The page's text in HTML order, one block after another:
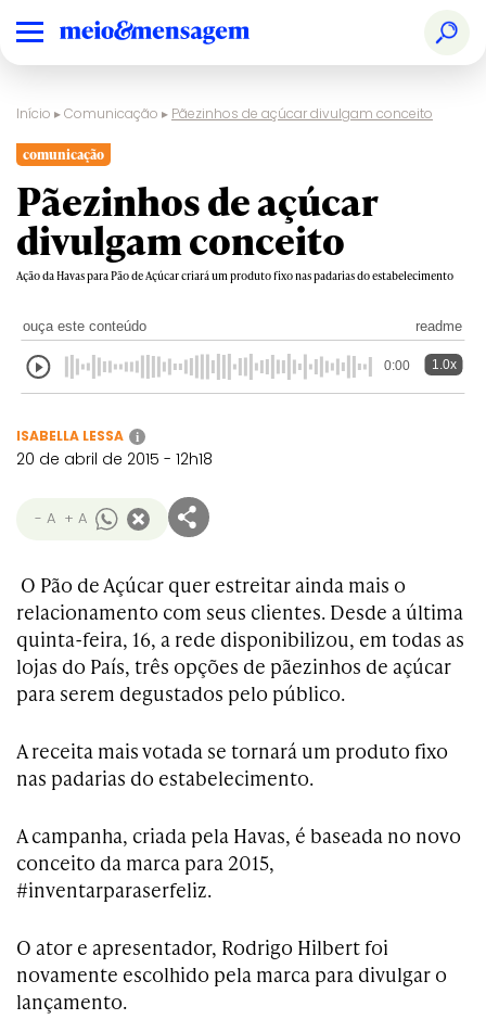
Início ▸Comunicação ▸ Pãezinhos de açúcar divulgam conceito
comunicação
Pãezinhos de açúcar
divulgam conceito
Ação da Havas para Pão de Açúcar criará um produto fixo nas padarias do estabelecimento
ouça este conteúdo readme
0:00 1.0x
ISABELLA LESSA i
20 de abril de 2015 - 12h18
- A + A
O Pão de Açúcar quer estreitar ainda mais o
relacionamento com seus clientes. Desde a última
quinta-feira, 16, a rede disponibilizou, em todas as
lojas do País, três opções de pãezinhos de açúcar
para serem degustados pelo público.
A receita mais votada se tornará um produto fixo
nas padarias do estabelecimento.
A campanha, criada pela Havas, é baseada no novo
conceito da marca para 2015,
#inventarparaserfeliz.
O ator e apresentador, Rodrigo Hilbert foi
novamente escolhido pela marca para divulgar o
lançamento.